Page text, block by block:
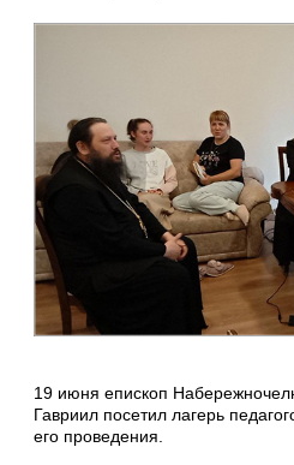
19 июня епископ
Гавриил посетил лагерь
его проведения.